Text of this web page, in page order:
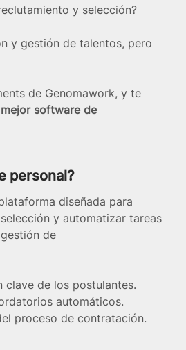
y selección?
y gestión de talentos, pero
de Genomawork, y te
software de
personal?
diseñada para
y automatizar tareas
de
clave de los postulantes.
automáticos.
proceso de contratación.